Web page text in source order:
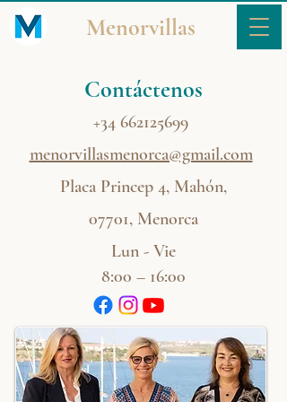
Menorvillas
privacidad
Contáctenos
+34 662125699
menorvillasmenorca@gmail.com
Lun - Vie
Placa Princep 4, Mahón,
07701, Menorca
8:00 – 16:00